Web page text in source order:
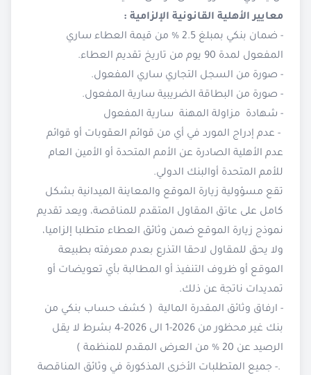
معايير الأهلية القانونية الإلزامية :
- ضمان بنكي بمبلغ 2.5 % من قيمة العطاء ساري
المفعول لمدة 90 يوم من تاريخ تقديم العطاء.
- صورة من السجل التجاري ساري المفعول.
- صورة من البطاقة الضريبية سارية المفعول.
- شهادة مزاولة المهنة سارية المفعول
- عدم إدراج المورد في أي من قوائم العقوبات أو قوائم
عدم الأهلية الصادرة عن الأمم المتحدة أو الأمين العام
للأمم المتحدة أوالبنك الدولي.
تقع مسؤولية زيارة الموقع والمعاينة الميدانية بشكل
كامل على عاتق المقاول المتقدم للمناقصة، ويعد تقديم
نموذج زيارة الموقع ضمن وثائق العطاء متطلبا إلزاميا،
ولا يحق للمقاول لاحقا التذرع بعدم معرفته بطبيعة
الموقع أو ظروف التنفيذ أو المطالبة بأي تعويضات أو
تمديدات ناتجة عن ذلك.
- ارفاق وثائق المقدرة المالية ( كشف حساب بنكي من
بنك غير محظور من 2026-1 الى 2026-4 بشرط لا يقل
الرصيد عن 20 % من العرض المقدم للمنظمة )
.- جميع المتطلبات الأخرى المذكورة في وثائق المناقصة